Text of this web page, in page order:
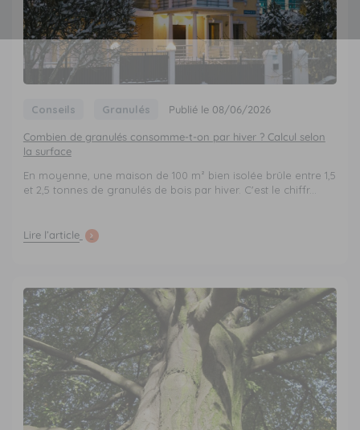
Conseils Granulés Publié le 08/06/2026
Combien de granulés consomme-t-on par hiver ? Calcul selon
la surface
En moyenne, une maison de 100 m² bien isolée brûle entre 1,5
et 2,5 tonnes de granulés de bois par hiver. C'est le chiffr...
Lire l’article